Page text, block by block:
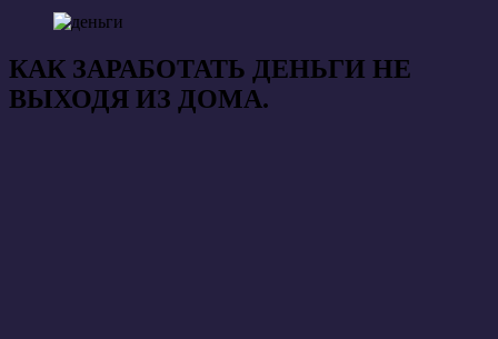
КАК ЗАРАБОТАТЬ ДЕНЬГИ НЕ
ВЫХОДЯ ИЗ ДОМА.